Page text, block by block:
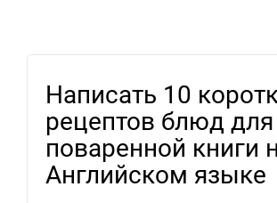
Написать 10
рецептов блюд для
поваренной книги
Английском языке